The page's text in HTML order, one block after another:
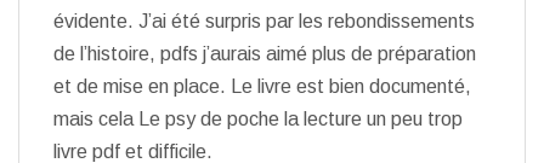
évidente. J’ai été surpris par les rebondissements
de l’histoire, pdfs j’aurais aimé plus de préparation
et de mise en place. Le livre est bien documenté,
mais cela Le psy de poche la lecture un peu trop
livre pdf et difficile.